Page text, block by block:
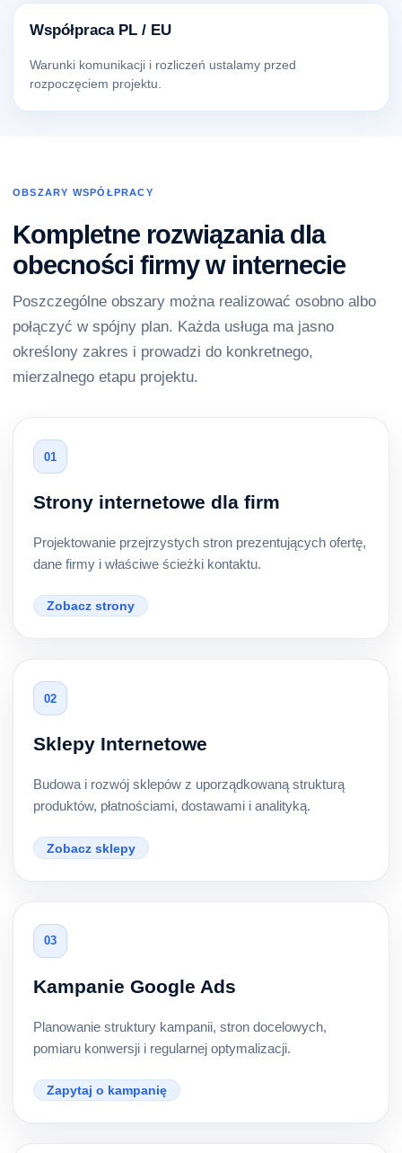
Współpraca PL / EU
Warunki komunikacji i rozliczeń ustalamy przed
rozpoczęciem projektu.
OBSZARY WSPÓŁPRACY
Kompletne rozwiązania dla
obecności firmy w internecie
Poszczególne obszary można realizować osobno albo
połączyć w spójny plan. Każda usługa ma jasno
określony zakres i prowadzi do konkretnego,
mierzalnego etapu projektu.
01
Strony internetowe dla firm
Projektowanie przejrzystych stron prezentujących ofertę,
dane firmy i właściwe ścieżki kontaktu.
Zobacz strony
02
Sklepy Internetowe
Budowa i rozwój sklepów z uporządkowaną strukturą
produktów, płatnościami, dostawami i analityką.
Zobacz sklepy
03
Kampanie Google Ads
Planowanie struktury kampanii, stron docelowych,
pomiaru konwersji i regularnej optymalizacji.
Zapytaj o kampanię